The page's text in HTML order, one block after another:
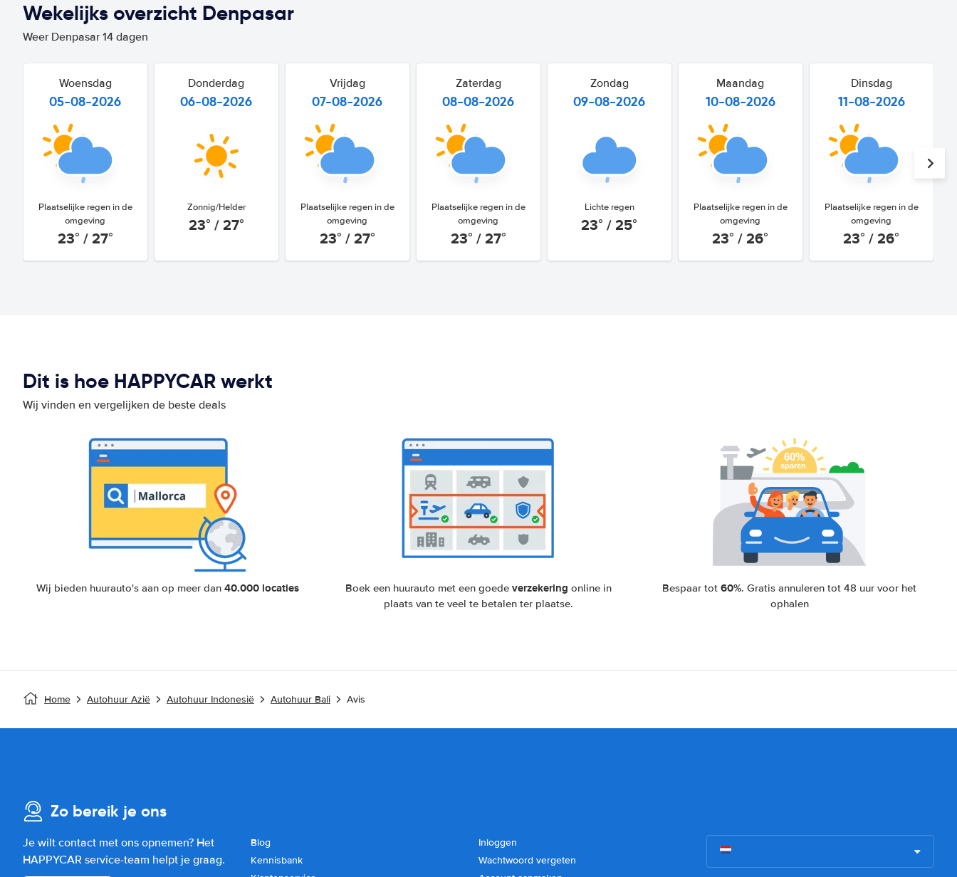
Wekelijks overzicht Denpasar
Weer Denpasar 14 dagen
Woensdag
05-08-2026
Plaatselijke regen in de
omgeving
23° / 27°
Donderdag
06-08-2026
Zonnig/Helder
23° / 27°
Vrijdag
07-08-2026
Plaatselijke regen in de
omgeving
23° / 27°
Zaterdag
08-08-2026
Plaatselijke regen in de
omgeving
23° / 27°
Zondag
09-08-2026
Lichte regen
23° / 25°
Maandag
10-08-2026
Plaatselijke regen in de
omgeving
23° / 26°
Dinsdag
11-08-2026
Plaatselijke regen in de
omgeving
23° / 26°
Dit is hoe HAPPYCAR werkt
Wij vinden en vergelijken de beste deals
Wij bieden huurauto's aan op meer dan 40.000 locaties Boek een huurauto met een goede verzekering online in
plaats van te veel te betalen ter plaatse.
Bespaar tot60%. Gratis annuleren tot 48 uur voor het
ophalen
Home Autohuur Azië Autohuur Indonesië Autohuur Bali Avis
Zo bereik je ons
Je wilt contact met ons opnemen? Het
HAPPYCAR service-team helpt je graag.
Blog
Kennisbank
Inloggen
Wachtwoord vergeten